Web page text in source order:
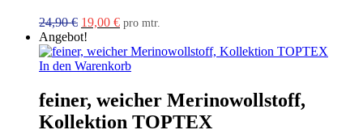
24,90€ Ursprünglicher
Preis
war:
24,90 €
19,00 €Aktueller
ist:
19,00 €.
pro mtr.
Angebot!
In den Warenkorb
feiner, weicher Merinowollstoff,
Kollektion TOPTEX